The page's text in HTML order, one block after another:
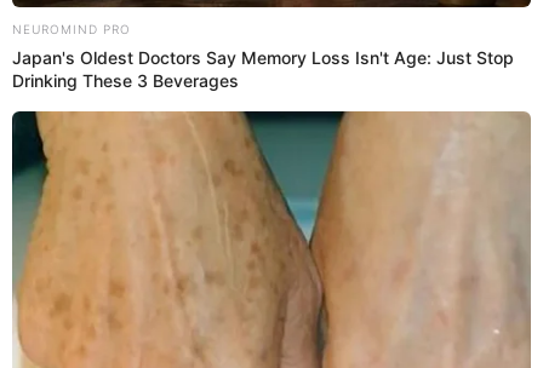
26 Jul 2024 | 12:54 h
Fiestas Patrias 2024: Estos son los desvíos
confirmados por el Desfile Cívico Militar de este
29 de julio
Desde la Municipalidad de Lima se anunció cuáles son los desvíos
que se desarrollarán durante la Parada Militar 2024 durante las
celebraciones de Fiestas Patrias.